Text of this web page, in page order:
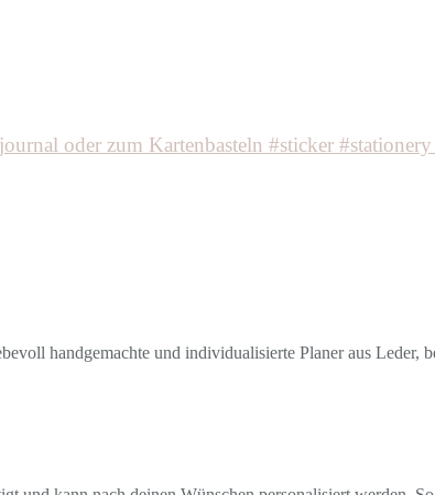
handgemachte und individualisierte Planer aus Leder,